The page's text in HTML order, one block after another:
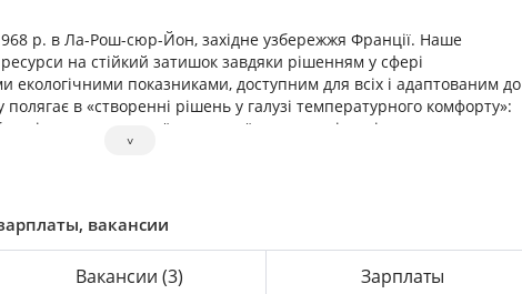
р. в Ла-Рош-сюр-Йон, західне узбережжя Франції. Наше
на стійкий затишок завдяки рішенням у сфері
екологічними показниками, доступним для всіх і адаптованим до
в «створенні рішень у галузі температурного комфорту»:
котли середньої та високої потужності — рідке паливо та газ,
та термодинамічні водонагрівачі індивідуального та
Feinwerk. На даний момент у групі 28 промислових
та 15 за її межами: Єгипет, Туреччина, Україна,
Індія. Торговий оборот Групи у 2019 році становив 2,2 млрд
˅
вакансии
Вакансии (3) Зарплаты